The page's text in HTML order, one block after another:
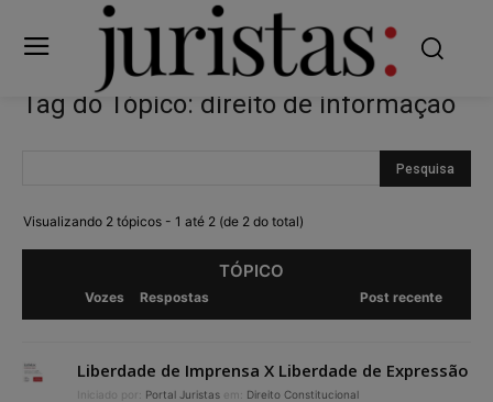
Tag do Tópico: direito de informação
Visualizando 2 tópicos - 1 até 2 (de 2 do total)
TÓPICO
Vozes Respostas Post recente
Liberdade de Imprensa X Liberdade de Expressão
Iniciado por: Portal Juristas em: Direito Constitucional